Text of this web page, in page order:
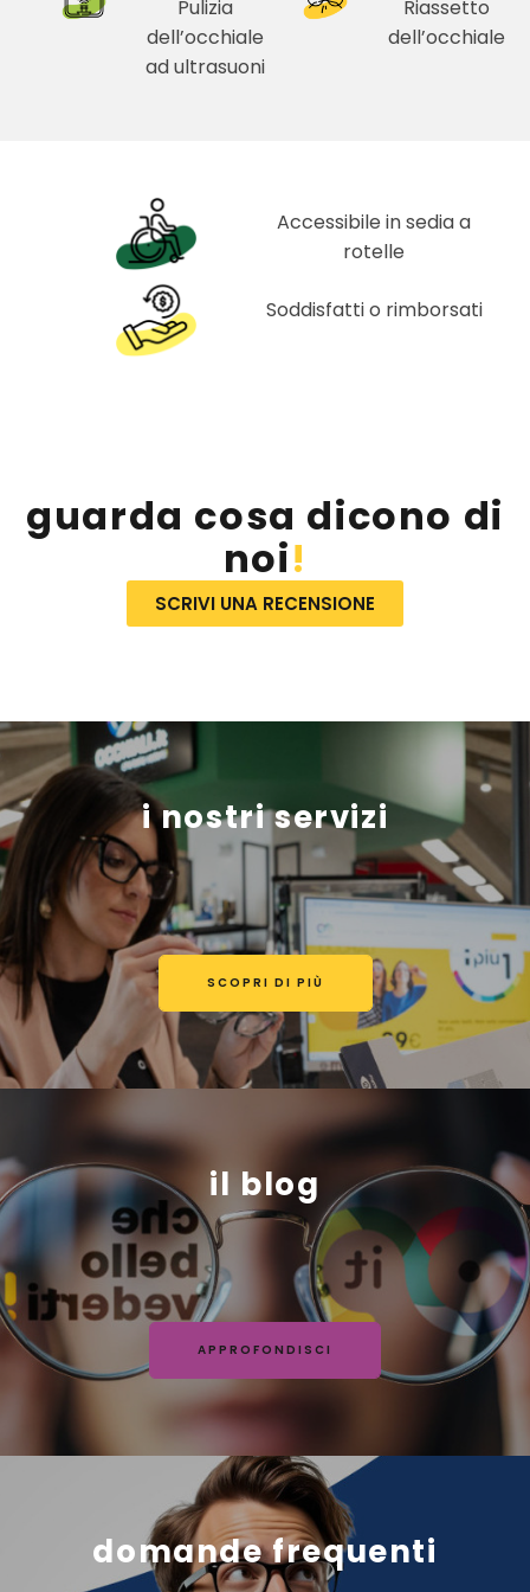
Pulizia
dell’occhiale
ad ultrasuoni
Riassetto
dell’occhiale
Accessibile in sedia a
rotelle
Soddisfatti o rimborsati
guarda cosa dicono di
noi!
SCRIVI UNA RECENSIONE
i nostri servizi
SCOPRI DI PIÙ
il blog
APPROFONDISCI
domande frequenti